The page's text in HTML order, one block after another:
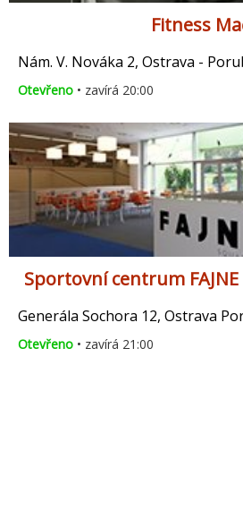
Fitness
Nám. V. Nováka 2, Ostrava -
Otevřeno • zavírá 20:00
Sportovní centrum
Generála Sochora 12, Ostrava
Otevřeno • zavírá 21:00